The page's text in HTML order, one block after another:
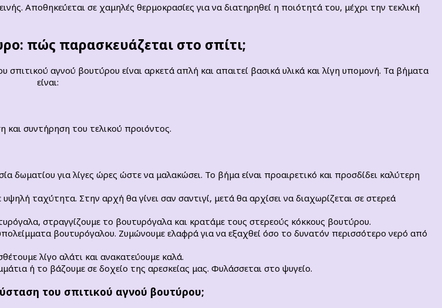
Αποθηκεύεται σε χαμηλές θερμοκρασίες για να διατηρηθεί η ποιότητά του, μέχρι την τεκλική
πώς παρασκευάζεται στο σπίτι;
σπιτικού αγνού βουτύρου είναι αρκετά απλή και απαιτεί βασικά υλικά και λίγη υπομονή. Τα βήματα
είναι:
και συντήρηση του τελικού προιόντος.
δωματίου για λίγες ώρες ώστε να μαλακώσει. Το βήμα είναι προαιρετικό και προσδίδει καλύτερη
ταχύτητα. Στην αρχή θα γίνει σαν σαντιγί, μετά θα αρχίσει να διαχωρίζεται σε στερεά
στραγγίζουμε το βουτυρόγαλα και κρατάμε τους στερεούς κόκκους βουτύρου.
βουτυρόγαλου. Ζυμώνουμε ελαφρά για να εξαχθεί όσο το δυνατόν περισσότερο νερό από
λίγο αλάτι και ανακατεύουμε καλά.
ή το βάζουμε σε δοχείο της αρεσκείας μας. Φυλάσσεται στο ψυγείο.
του σπιτικού αγνού βουτύρου;